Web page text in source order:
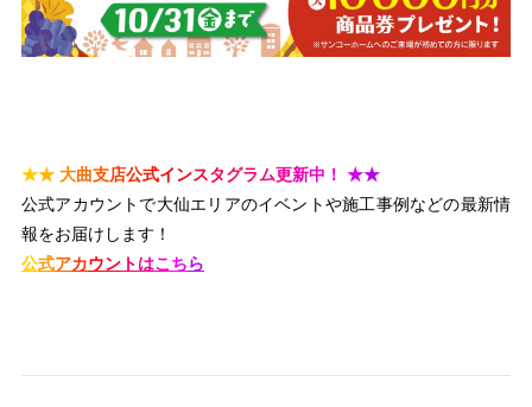
★★ 大曲支店公式インスタグラム更新中 ！ ★★
公式アカウントで大仙エリアのイベントや施工事例などの最新情
報をお届けします！
公式アカウントはこ ちら